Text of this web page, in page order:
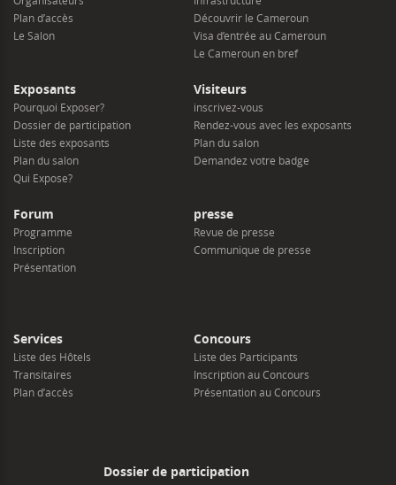
Le Salon
Plan d’accès
Le Cameroun en bref
Découvrir le Cameroun
Visa d’entrée au Cameroun
Exposants
Qui Expose?
Pourquoi Exposer?
Dossier de participation
Liste des exposants
Plan du salon
Visiteurs
Demandez votre badge
inscrivez-vous
Rendez-vous avec les exposants
Plan du salon
Forum
Présentation
Programme
Inscription
presse
Communique de presse
Revue de presse
Services
Plan d’accès
Liste des Hôtels
Transitaires
Concours
Présentation au Concours
Liste des Participants
Inscription au Concours
Dossier de participation